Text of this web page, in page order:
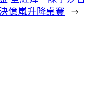
億嵐升降桌賽 →